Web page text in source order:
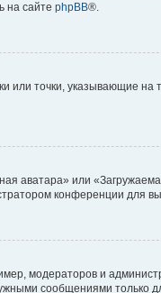
на сайте phpBB®.
или точки, указывающие на
аватара» или
конференции для
модераторов и
сообщениями только